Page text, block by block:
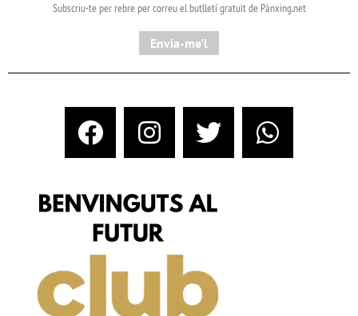
Subscriu-te per rebre per correu el butlletí gratuït de Pànxing.net​
Envia-me'l